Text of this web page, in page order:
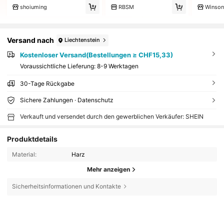
shoiuming RBSM
Versand nach Liechtenstein
Kostenloser Versand(Bestellungen ≥ CHF15,33)
Voraussichtliche Lieferung: 8-9 Werktagen
30-Tage Rückgabe
Sichere Zahlungen · Datenschutz
Verkauft und versendet durch den gewerblichen Verkäufer: SHEIN
Produktdetails
Material: Harz
Mehr anzeigen
Sicherheitsinformationen und Kontakte